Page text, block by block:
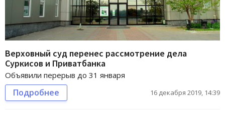
Верховный суд перенес рассмотрение дела
Суркисов и Приватбанка
Объявили перерыв до 31 января
Подробнее 16 декабря 2019, 14:39